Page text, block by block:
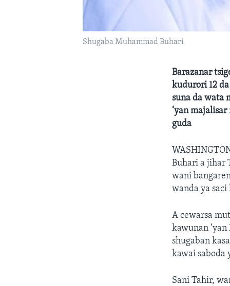
Shugaba Muhammad Buhari
Barazanar
kudurori 12
suna da wata
‘yan
guda
Buhari a jihar
wani
wanda ya
A cewarsa
kawunan
shugaban
kawai saboda
Sani Tahir,